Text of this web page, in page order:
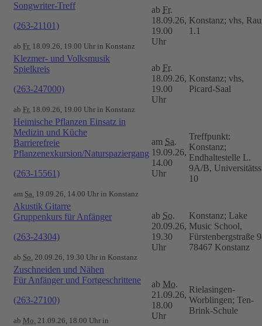
Songwriter-Treff
(263-21101)
ab Fr. 18.09.26, 19.00 Uhr in Konstanz
ab Fr.
18.09.26,
19.00
Uhr
Konstanz; vhs,
1.1
Klezmer- und Volksmusik
Spielkreis
(263-247000)
ab Fr. 18.09.26, 19.00 Uhr in Konstanz
ab Fr.
18.09.26,
19.00
Uhr
Konstanz; vhs,
Picard-Saal
Heimische Pflanzen Einsatz in
Medizin und Küche
Barrierefreie
Pflanzenexkursion/Naturspaziergang
(263-15561)
am Sa. 19.09.26, 14.00 Uhr in Konstanz
am Sa.
19.09.26,
14.00
Uhr
Treffpunkt:
Konstanz;
Endhaltestelle L.
9A/B,
10
Akustik Gitarre
Gruppenkurs für Anfänger
(263-24304)
ab So. 20.09.26, 19.30 Uhr in Konstanz
ab So.
20.09.26,
19.30
Uhr
Konstanz; Lake
Music School,
Fürstenbergstraße
78467 Konstanz
Zuschneiden und Nähen
Für Anfänger und Fortgeschrittene
(263-27100)
ab Mo. 21.09.26, 18.00 Uhr in
ab Mo.
21.09.26,
18.00
Uhr
Rielasingen-
Worblingen; Ten-
Brink-Schule